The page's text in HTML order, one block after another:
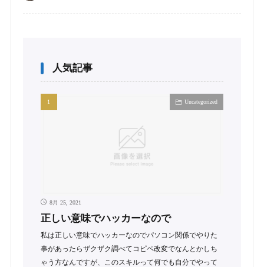
人気記事
Uncategorized
8月 25, 2021
正しい意味でハッカーなので
私は正しい意味でハッカーなのでパソコン関係でやりた
事があったらザクザク調べてコピペ改変でなんとかしち
ゃう方なんですが、このスキルって何でも自分でやって